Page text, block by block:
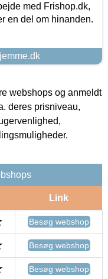
med Frishop.dk,
en del om hinanden.
webshops og anmeldt
deres prisniveau,
Link
Besøg webshop
Besøg webshop
Besøg webshop